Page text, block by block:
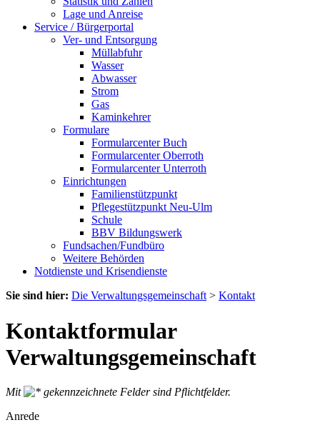
Lage und Anreise
Service / Bürgerportal
Ver- und Entsorgung
Müllabfuhr
Wasser
Abwasser
Strom
Gas
Kaminkehrer
Formulare
Formularcenter Buch
Formularcenter Oberroth
Formularcenter Unterroth
Einrichtungen
Familienstützpunkt
Pflegestützpunkt Neu-Ulm
Schule
BBV Bildungswerk
Fundsachen/Fundbüro
Weitere Behörden
Notdienste und Krisendienste
Sie sind hier: Die Verwaltungsgemeinschaft > Kontakt
Kontaktformular
Verwaltungsgemeinschaft
Mit
gekennzeichnete Felder sind Pflichtfelder.
Anrede